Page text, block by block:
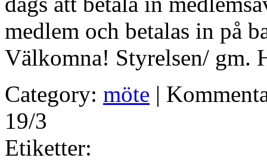
medlem och betalas in på
Välkomna! Styrelsen/ gm.
Category: möte |
19/3
Etiketter: